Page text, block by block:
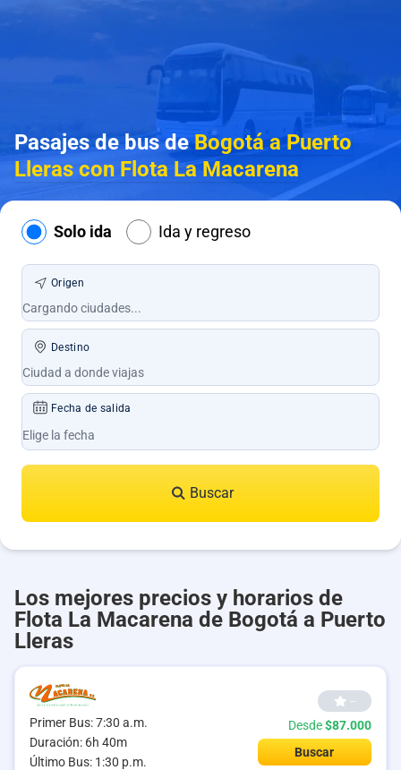
Pasajes de bus deBogotá a Puerto
Lleras con Flota La Macarena
Solo ida Ida y regreso
Origen
Destino
Fecha de salida
Buscar
Los mejores precios y horarios de
Flota La Macarena de Bogotá a Puerto
Lleras
Primer Bus: 7:30 a.m.
Duración: 6h 40m
Último Bus: 1:30 p.m.
--
Desde$87.000
Buscar